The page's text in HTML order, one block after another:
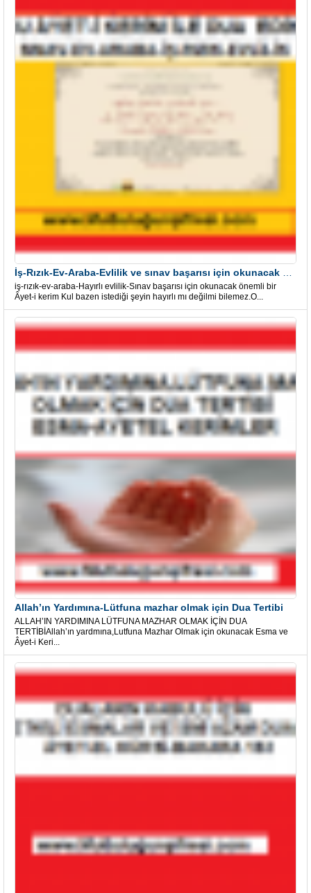
iş-rızık-ev-araba-Hayırlı evlilik-Sınav başarısı için okunacak önemli bir
Âyet-i kerim Kul bazen istediği şeyin hayırlı mı değilmi bilemez.O...
Allah’ın Yardımına-Lütfuna mazhar olmak için Dua Tertibi
ALLAH’IN YARDIMINA LÜTFUNA MAZHAR OLMAK İÇİN DUA
TERTİBİAllah’ın yardmına,Lutfuna Mazhar Olmak için okunacak Esma ve
Âyet-i Keri...